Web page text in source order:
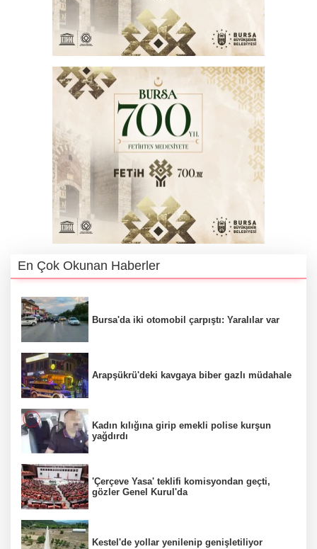
En Çok Okunan Haberler
Bursa'da iki otomobil çarpıştı: Yaralılar var
Arapşükrü'deki kavgaya biber gazlı müdahale
Kadın kılığına girip emekli polise kurşun
yağdırdı
'Çerçeve Yasa' teklifi komisyondan geçti,
gözler Genel Kurul'da
Kestel'de yollar yenilenip genişletiliyor